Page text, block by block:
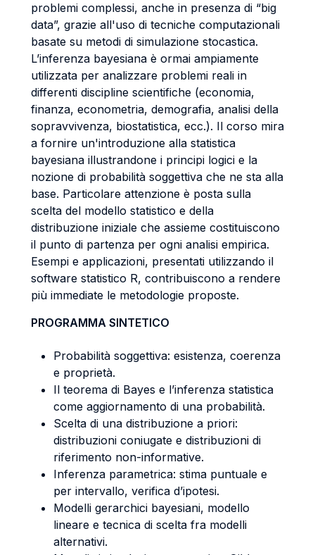
problemi complessi, anche in presenza di “big
data”, grazie all'uso di tecniche computazionali
basate su metodi di simulazione stocastica.
L’inferenza bayesiana è ormai ampiamente
utilizzata per analizzare problemi reali in
differenti discipline scientifiche (economia,
finanza, econometria, demografia, analisi della
sopravvivenza, biostatistica, ecc.). Il corso mira
a fornire un'introduzione alla statistica
bayesiana illustrandone i principi logici e la
nozione di probabilità soggettiva che ne sta alla
base. Particolare attenzione è posta sulla
scelta del modello statistico e della
distribuzione iniziale che assieme costituiscono
il punto di partenza per ogni analisi empirica.
Esempi e applicazioni, presentati utilizzando il
software statistico R, contribuiscono a rendere
più immediate le metodologie proposte.
PROGRAMMA SINTETICO
Probabilità soggettiva: esistenza, coerenza
e proprietà.
Il teorema di Bayes e l’inferenza statistica
come aggiornamento di una probabilità.
Scelta di una distribuzione a priori:
distribuzioni coniugate e distribuzioni di
riferimento non-informative.
Inferenza parametrica: stima puntuale e
per intervallo, verifica d’ipotesi.
Modelli gerarchici bayesiani, modello
lineare e tecnica di scelta fra modelli
alternativi.